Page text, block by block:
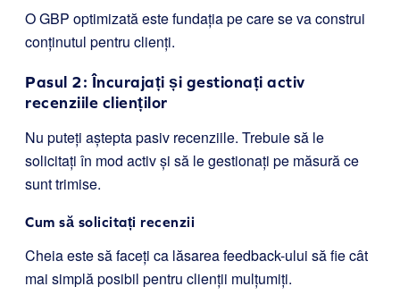
O GBP optimizată este fundația pe care se va construi
conținutul pentru clienți.
Pasul 2: Încurajați și gestionați activ
recenziile clienților
Nu puteți aștepta pasiv recenziile. Trebuie să le
solicitați în mod activ și să le gestionați pe măsură ce
sunt trimise.
Cum să solicitați recenzii
Cheia este să faceți ca lăsarea feedback-ului să fie cât
mai simplă posibil pentru clienții mulțumiți.